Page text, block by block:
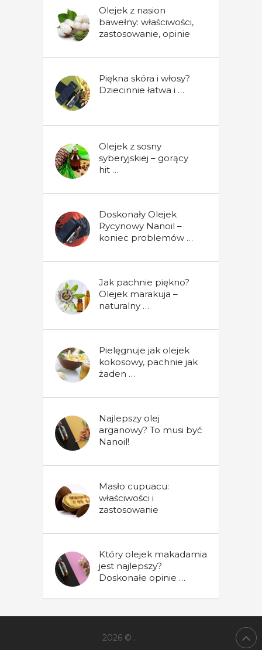
Olejek z nasion
bawełny: właściwości,
zastosowanie, opinie
Piękna skóra i włosy?
Dziecinnie łatwa i …
Olejek z sosny
syberyjskiej – gorący
hit …
Doskonały Olejek
Rycynowy Nanoil –
koniec problemów …
Jak pachnie piękno?
Olejek marakuja –
naturalny …
Pielęgnuje jak olejek
kokosowy, pachnie jak
żaden …
Najlepszy olej
arganowy? To musi być
Nanoil!
Masło cupuacu:
właściwości i
zastosowanie
Który olejek makadamia
jest najlepszy?
Doskonałe opinie …
2026 © .